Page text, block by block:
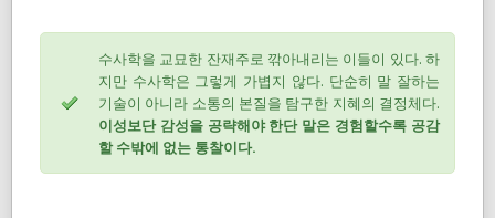
수사학을 교묘한 잔재주로 깎아내리는 이들이 있다. 하
지만 수사학은 그렇게 가볍지 않다. 단순히 말 잘하는
기술이 아니라 소통의 본질을 탐구한 지혜의 결정체다.
이성보단 감성을 공략해야 한단 말은 경험할수록 공감
할 수밖에 없는 통찰이다.